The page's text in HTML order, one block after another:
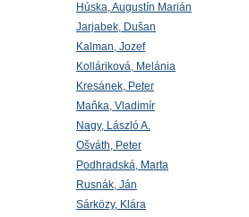
Húska, Augustín Marián
Jarjabek, Dušan
Kalman, Jozef
Kolláriková, Melánia
Kresánek, Peter
Maňka, Vladimír
Nagy, László A.
Ošváth, Peter
Podhradská, Marta
Rusnák, Ján
Sárközy, Klára